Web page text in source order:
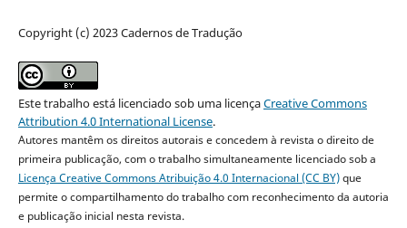
Copyright (c) 2023 Cadernos de Tradução
Este trabalho está licenciado sob uma licençaCreative Commons
Attribution 4.0 International License.
Autores mantêm os direitos autorais e concedem à revista o direito de
primeira publicação, com o trabalho simultaneamente licenciado sob a
Licença Creative Commons Atribuição 4.0 Internacional (CC BY)que
permite o compartilhamento do trabalho com reconhecimento da autoria
e publicação inicial nesta revista.